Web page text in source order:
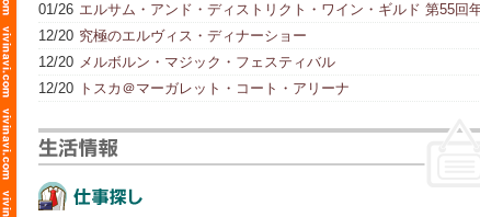
01/26 エルサム・アンド・ディストリクト・ワイン・ギルド 第55回
次ワイン・ショー
12/20 究極のエルヴィス・ディナーショー
12/20 メルボルン・マジック・フェスティバル
12/20 トスカ＠マーガレット・コート・アリーナ